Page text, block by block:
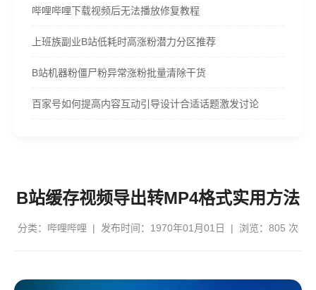
哔哩哔哩下载视频后无法播放修复教程
上班族副业B站低耗时高涨粉潜力分区推荐
B站机器粉僵尸粉异常涨粉批量清除干货
百家号如何提高内容互动引导设计合适话题激发讨论
B站缓存视频导出转MP4格式实用方法
分类： 哔哩哔哩 | 发布时间：1970年01月01日 | 浏览：805 次